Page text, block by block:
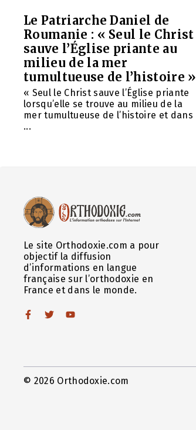
Le Patriarche Daniel de
Roumanie : « Seul le Christ
sauve l’Église priante au
milieu de la mer
tumultueuse de l’histoire »
« Seul le Christ sauve l’Église priante
lorsqu’elle se trouve au milieu de la
mer tumultueuse de l’histoire et dans
...
Le site Orthodoxie.com a pour
objectif la diffusion
d’informations en langue
française sur l’orthodoxie en
France et dans le monde.
© 2026 Orthodoxie.com